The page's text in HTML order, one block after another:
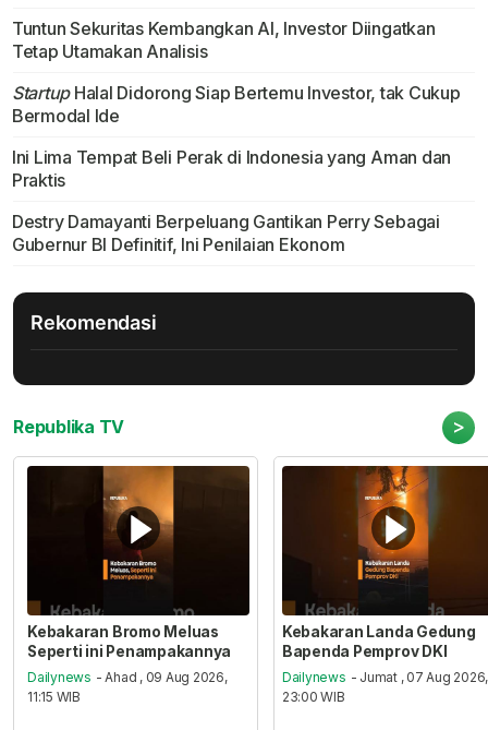
Tuntun Sekuritas Kembangkan AI, Investor Diingatkan
Tetap Utamakan Analisis
StartupHalal Didorong Siap Bertemu Investor, tak Cukup
Bermodal Ide
Ini Lima Tempat Beli Perak di Indonesia yang Aman dan
Praktis
Destry Damayanti Berpeluang Gantikan Perry Sebagai
Gubernur BI Definitif, Ini Penilaian Ekonom
Rekomendasi
Republika TV >
Kebakaran Bromo Meluas
Seperti ini Penampakannya
Dailynews - Ahad , 09 Aug 2026,
11:15 WIB
Kebakaran Landa Gedung
Bapenda Pemprov DKI
Dailynews - Jumat , 07 Aug 2026,
23:00 WIB